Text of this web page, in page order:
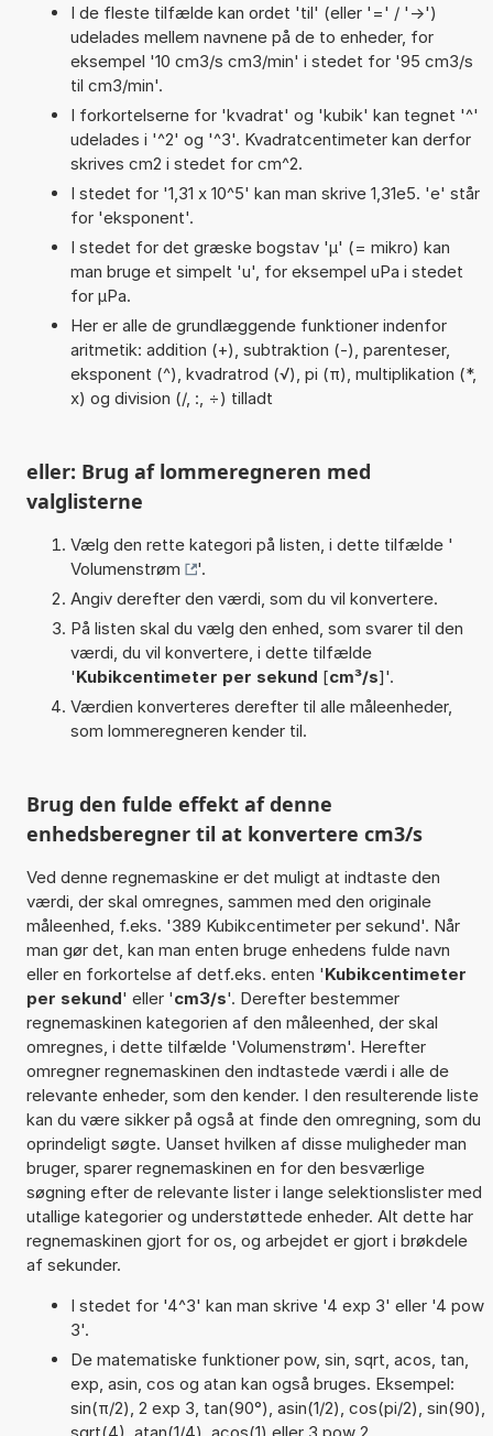
I de fleste tilfælde kan ordet 'til' (eller '=' / '->')
udelades mellem navnene på de to enheder, for
eksempel '10 cm3/s cm3/min' i stedet for '95 cm3/s
til cm3/min'.
I forkortelserne for 'kvadrat' og 'kubik' kan tegnet '^'
udelades i '^2' og '^3'. Kvadratcentimeter kan derfor
skrives cm2 i stedet for cm^2.
I stedet for '1,31 x 10^5' kan man skrive 1,31e5. 'e' står
for 'eksponent'.
I stedet for det græske bogstav 'µ' (= mikro) kan
man bruge et simpelt 'u', for eksempel uPa i stedet
for µPa.
Her er alle de grundlæggende funktioner indenfor
aritmetik: addition (+), subtraktion (-), parenteser,
eksponent (^), kvadratrod (√), pi (π), multiplikation (*,
x) og division (/, :, ÷) tilladt
eller: Brug af lommeregneren med
valglisterne
Vælg den rette kategori på listen, i dette tilfælde '
Volumenstrøm
'.
Angiv derefter den værdi, som du vil konvertere.
På listen skal du vælg den enhed, som svarer til den
værdi, du vil konvertere, i dette tilfælde
'Kubikcentimeter per sekund [cm³/s]'.
Værdien konverteres derefter til alle måleenheder,
som lommeregneren kender til.
Brug den fulde effekt af denne
enhedsberegner til at konvertere cm3/s
Ved denne regnemaskine er det muligt at indtaste den
værdi, der skal omregnes, sammen med den originale
måleenhed, f.eks. '389 Kubikcentimeter per sekund'. Når
man gør det, kan man enten bruge enhedens fulde navn
eller en forkortelse af detf.eks. enten 'Kubikcentimeter
per sekund' eller 'cm3/s'. Derefter bestemmer
regnemaskinen kategorien af den måleenhed, der skal
omregnes, i dette tilfælde 'Volumenstrøm'. Herefter
omregner regnemaskinen den indtastede værdi i alle de
relevante enheder, som den kender. I den resulterende liste
kan du være sikker på også at finde den omregning, som du
oprindeligt søgte. Uanset hvilken af disse muligheder man
bruger, sparer regnemaskinen en for den besværlige
søgning efter de relevante lister i lange selektionslister med
utallige kategorier og understøttede enheder. Alt dette har
regnemaskinen gjort for os, og arbejdet er gjort i brøkdele
af sekunder.
I stedet for '4^3' kan man skrive '4 exp 3' eller '4 pow
3'.
De matematiske funktioner pow, sin, sqrt, acos, tan,
exp, asin, cos og atan kan også bruges. Eksempel:
sin(π/2), 2 exp 3, tan(90°), asin(1/2), cos(pi/2), sin(90),
sqrt(4), atan(1/4), acos(1) eller 3 pow 2